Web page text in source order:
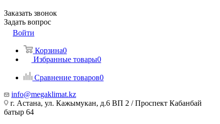
Заказать звонок
Задать вопрос
Войти
Корзина0
Избранные товары0
Сравнение товаров0
info@megaklimat.kz
г. Астана, ул. Кажымукан, д.6 ВП 2 / Проспект Кабанбай
батыр 64